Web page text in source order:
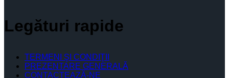
Legături rapide
TERMENI ŞI CONDIŢII
PREZENTARE GENERALĂ
CONTACTEAZĂ-NE